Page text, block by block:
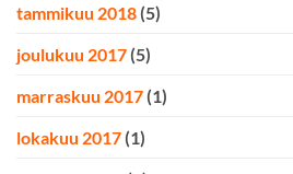
tammikuu 2018 (5)
joulukuu 2017 (5)
marraskuu 2017 (1)
lokakuu 2017 (1)